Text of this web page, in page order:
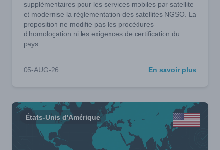
supplémentaires pour les services mobiles par satellite
et modernise la réglementation des satellites NGSO. La
proposition ne modifie pas les procédures
d'homologation ni les exigences de certification du
pays.
05-AUG-26 En savoir plus
États-Unis d'Amérique